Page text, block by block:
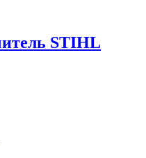
STIHL